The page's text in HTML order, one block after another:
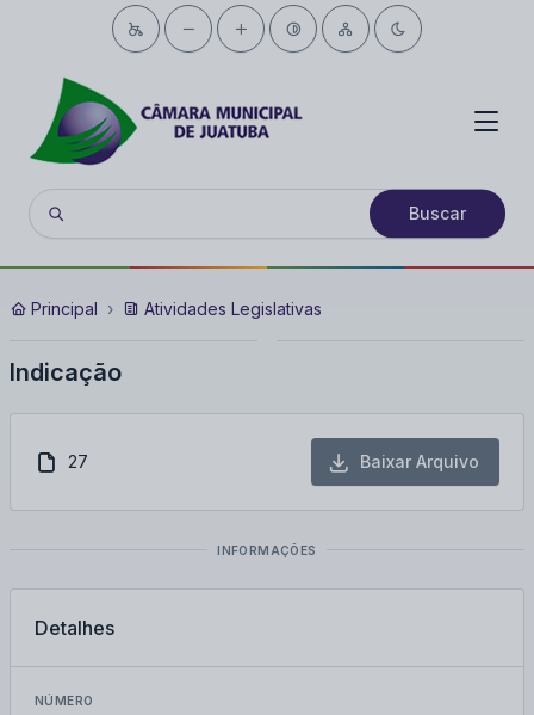
Buscar
Principal Atividades Legislativas
Indicação
27 Baixar Arquivo
INFORMAÇÕES
Detalhes
NÚMERO